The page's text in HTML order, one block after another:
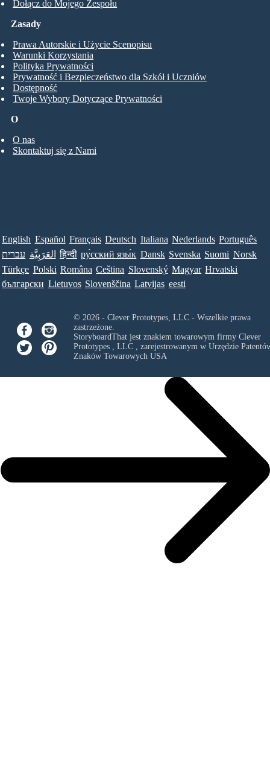
Dołącz do Mojego Zespołu
O
O nas
Skontaktuj się z Nami
Zasady
Prawa Autorskie i Użycie Scenopisu
Warunki Korzystania
Polityka Prywatności
Prywatność i Bezpieczeństwo dla Szkół i Uczniów
Dostępność
Twoje Wybory Dotyczące Prywatności
English Español Français Deutsch Italiana Nederlands Português
עברית العَرَبِيَّة हिन्दी ру́сский язы́к Dansk Svenska Suomi Norsk
Türkçe Polski Româna Ceština Slovenský Magyar Hrvatski
български Lietuvos Slovenščina Latvijas eesti
© 2026 - Clever Prototypes, LLC - Wszelkie prawa
zastrzeżone.
StoryboardThat jest znakiem towarowym firmy Clever
Prototypes , LLC, zarejestrowanym w Urzędzie
Znaków Towarowych USA